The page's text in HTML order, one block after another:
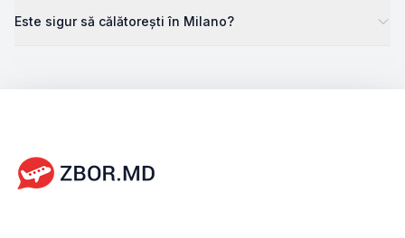
Este sigur să călătorești în Milano?